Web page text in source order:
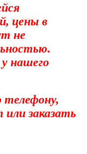
цены в
не
нашего
или заказать